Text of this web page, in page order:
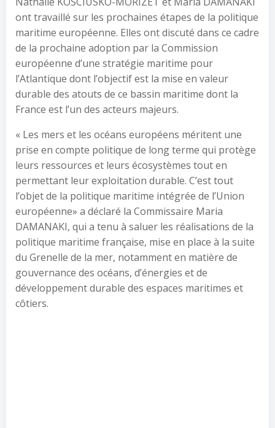
ont travaillé sur les prochaines étapes de la politique
maritime européenne. Elles ont discuté dans ce cadre
de la prochaine adoption par la Commission
européenne d’une stratégie maritime pour
l’Atlantique dont l’objectif est la mise en valeur
durable des atouts de ce bassin maritime dont la
France est l’un des acteurs majeurs.
« Les mers et les océans européens méritent une
prise en compte politique de long terme qui protège
leurs ressources et leurs écosystèmes tout en
permettant leur exploitation durable. C’est tout
l’objet de la politique maritime intégrée de l’Union
européenne» a déclaré la Commissaire Maria
DAMANAKI, qui a tenu à saluer les réalisations de la
politique maritime française, mise en place à la suite
du Grenelle de la mer, notamment en matière de
gouvernance des océans, d’énergies et de
développement durable des espaces maritimes et
côtiers.